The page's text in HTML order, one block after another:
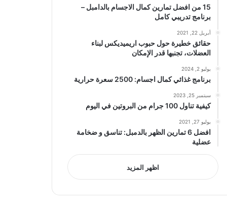
15 من افضل تمارين كمال الاجسام بالدامبل –
برنامج تدريبي كامل
أبريل 22, 2021
حقائق خطيرة حول حبوب اريميديكس لبناء
العضلات، تجنبها قدر الإمكان
يوليو 2, 2024
برنامج غذائي كمال اجسام: 2500 سعرة حرارية
سبتمبر 25, 2023
كيفية تناول 100 جرام من البروتين في اليوم
يوليو 27, 2021
افضل 6 تمارين الظهر بالدمبل: تناسق و ضخامة
عضلية
اظهر المزيد